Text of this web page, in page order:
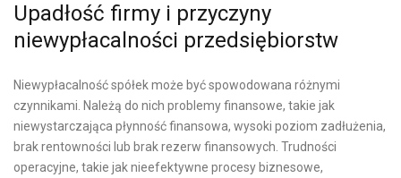
Upadłość firmy i przyczyny
niewypłacalności przedsiębiorstw
Niewypłacalność spółek może być spowodowana różnymi
czynnikami. Należą do nich problemy finansowe, takie jak
niewystarczająca płynność finansowa, wysoki poziom zadłużenia,
brak rentowności lub brak rezerw finansowych. Trudności
operacyjne, takie jak nieefektywne procesy biznesowe,